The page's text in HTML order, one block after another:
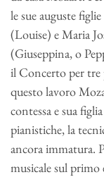
le sue auguste
(Louise) e Maria
(Giuseppina, o
il Concerto per
questo lavoro
contessa e sua
pianistiche, la
ancora immatura.
musicale sul